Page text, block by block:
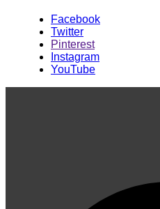
Facebook
Twitter
Pinterest
Instagram
YouTube